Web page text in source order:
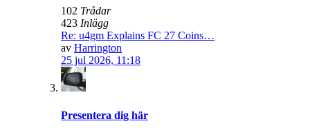
102 Trådar
423 Inlägg
Re: u4gm Explains FC 27 Coins…
av Harrington
25 jul 2026, 11:18
Presentera dig här